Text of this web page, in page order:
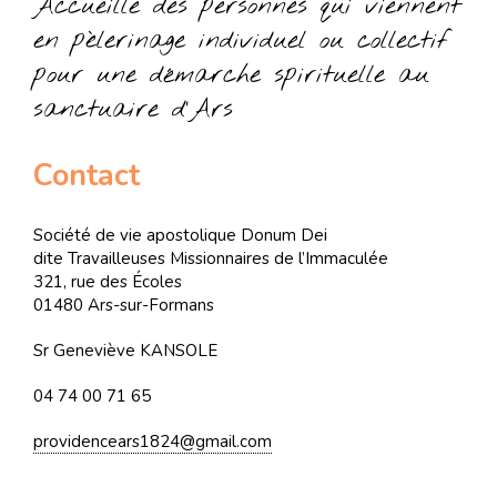
en pèlerinage individuel ou collectif
pour une démarche spirituelle au
sanctuaire d’Ars
Contact
Société de vie apostolique Donum Dei
dite Travailleuses Missionnaires de l’Immaculée
321, rue des Écoles
01480 Ars-sur-Formans
Sr Geneviève KANSOLE
04 74 00 71 65
providencears1824@gmail.com